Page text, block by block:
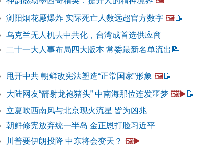
浏阳烟花厰爆炸 实际死亡人数远超官方数字 🖼️📝
乌克兰无人机去中共化，台湾成首选供应商
二十一大人事布局四大版本 常委最新名单流出 📝
甩开中共 朝鲜改宪法塑造“正常国家”形象 🖼️📝
大陆网友“箭射龙袍猪头” 中南海那位连发噩梦 🖼️▶️ 📝
立夏吹西南风与北京现火流星 皆为凶兆
朝鲜修宪放弃统一半岛 金正恩打脸习近平
川普要伊朗投降 中东将会变天？ 🖼️▶️